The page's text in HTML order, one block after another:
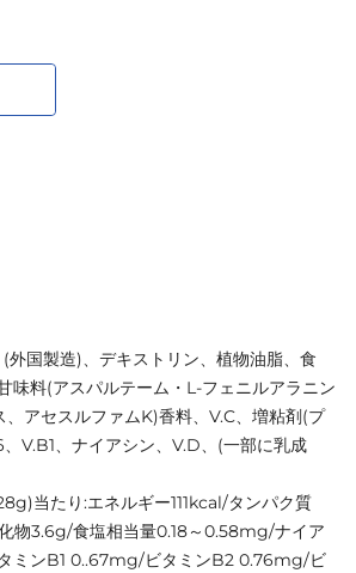
外国製造)、デキストリン、植物油脂、食
味料(アスパルテーム・L-フェニルアラニン
アセスルファムK)香料、V.C、増粘剤(プ
V.B1、ナイアシン、V.D、(一部に乳成
当たり:エネルギー111kcal/タンパク質
物3.6g/食塩相当量0.18～0.58mg/ナイア
ミンB1 0..67mg/ビタミンB2 0.76mg/ビ